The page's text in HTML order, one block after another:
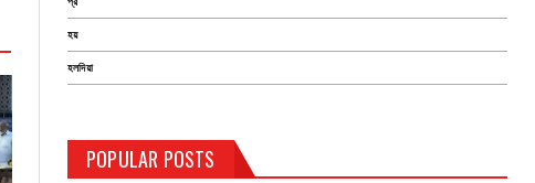
হয়
হলদিয়া
POPULAR POSTS
TEST PAGE
August 14, 2019